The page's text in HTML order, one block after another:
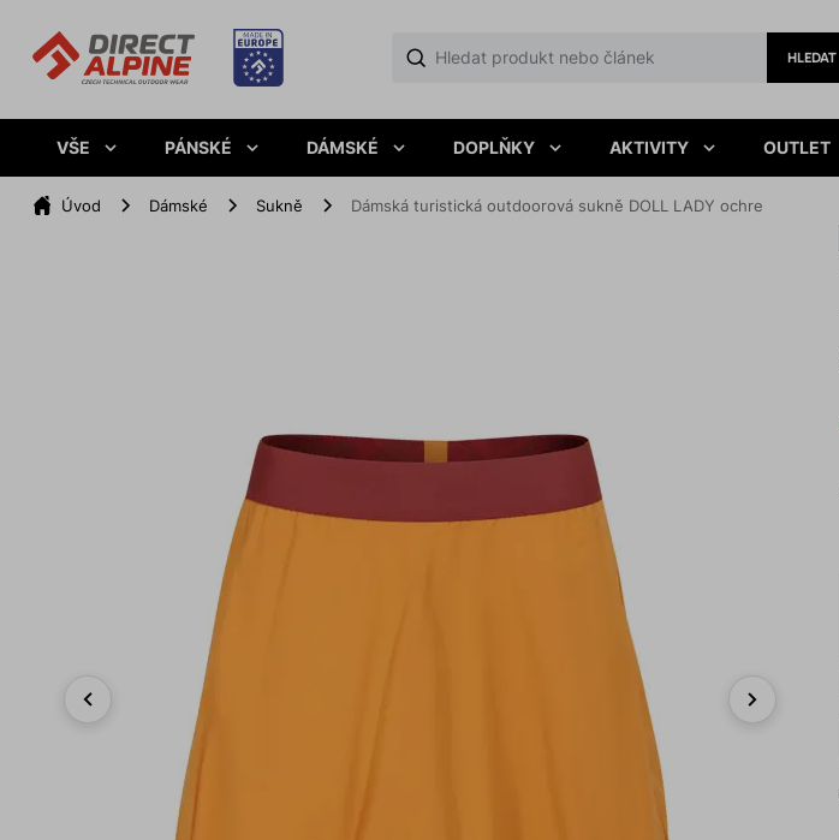
HLEDAT
VŠE PÁNSKÉ DÁMSKÉ DOPLŇKY AKTIVITY OUTLET
Úvod Dámské Sukně Dámská turistická outdoorová sukně DOLL LADY ochre